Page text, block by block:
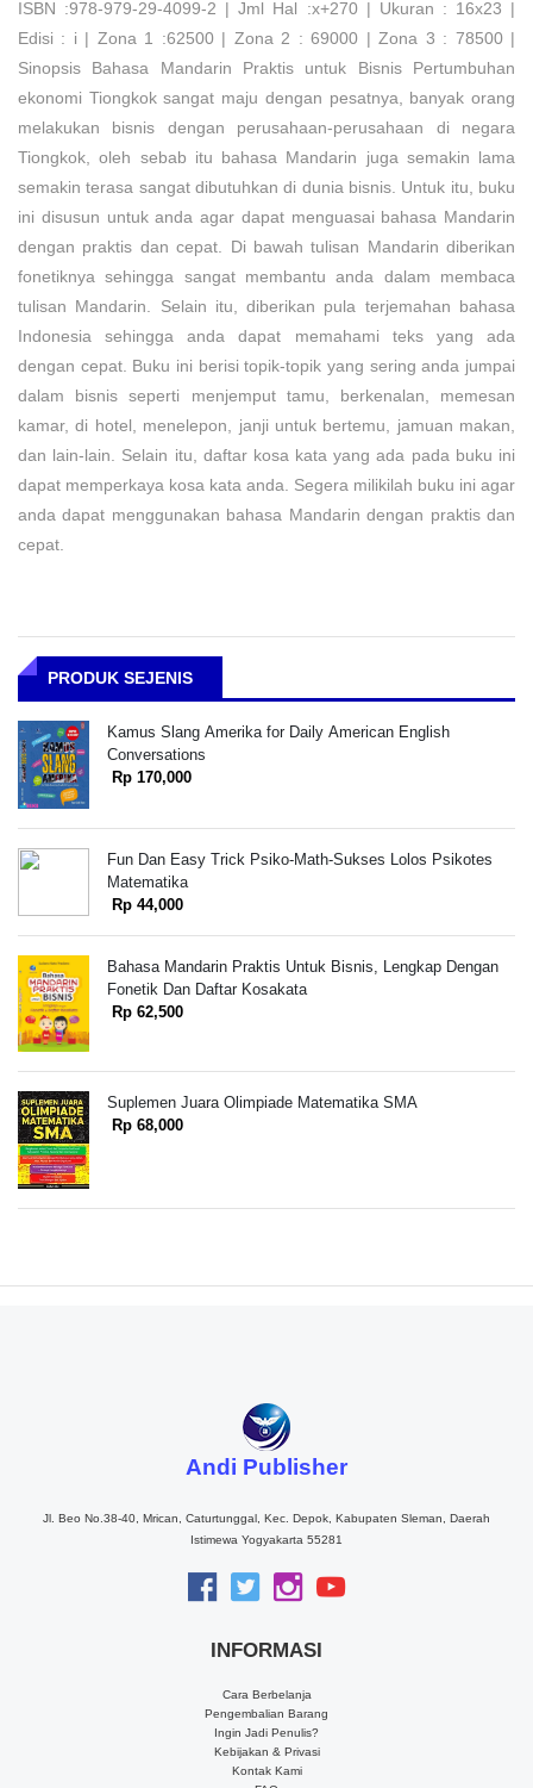
ISBN :978-979-29-4099-2 | Jml Hal :x+270 | Ukuran : 16x23 |
Edisi : i | Zona 1 :62500 | Zona 2 : 69000 | Zona 3 : 78500 |
Sinopsis Bahasa Mandarin Praktis untuk Bisnis Pertumbuhan
ekonomi Tiongkok sangat maju dengan pesatnya, banyak orang
melakukan bisnis dengan perusahaan-perusahaan di negara
Tiongkok, oleh sebab itu bahasa Mandarin juga semakin lama
semakin terasa sangat dibutuhkan di dunia bisnis. Untuk itu, buku
ini disusun untuk anda agar dapat menguasai bahasa Mandarin
dengan praktis dan cepat. Di bawah tulisan Mandarin diberikan
fonetiknya sehingga sangat membantu anda dalam membaca
tulisan Mandarin. Selain itu, diberikan pula terjemahan bahasa
Indonesia sehingga anda dapat memahami teks yang ada
dengan cepat. Buku ini berisi topik-topik yang sering anda jumpai
dalam bisnis seperti menjemput tamu, berkenalan, memesan
kamar, di hotel, menelepon, janji untuk bertemu, jamuan makan,
dan lain-lain. Selain itu, daftar kosa kata yang ada pada buku ini
dapat memperkaya kosa kata anda. Segera milikilah buku ini agar
anda dapat menggunakan bahasa Mandarin dengan praktis dan
cepat.
PRODUK SEJENIS
Kamus Slang Amerika for Daily American English
Conversations
Rp 170,000
Fun Dan Easy Trick Psiko-Math-Sukses Lolos Psikotes
Matematika
Rp 44,000
Bahasa Mandarin Praktis Untuk Bisnis, Lengkap Dengan
Fonetik Dan Daftar Kosakata
Rp 62,500
Suplemen Juara Olimpiade Matematika SMA
Rp 68,000
Andi Publisher
Jl. Beo No.38-40, Mrican, Caturtunggal, Kec. Depok, Kabupaten Sleman, Daerah
Istimewa Yogyakarta 55281
INFORMASI
Cara Berbelanja
Pengembalian Barang
Ingin Jadi Penulis?
Kebijakan & Privasi
Kontak Kami